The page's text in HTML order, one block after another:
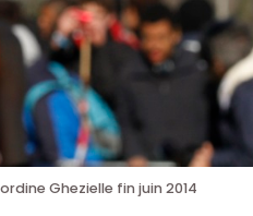
Ghezielle fin juin 2014